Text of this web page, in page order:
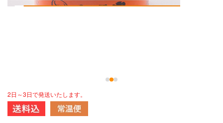
2日～3日で発送いたします。